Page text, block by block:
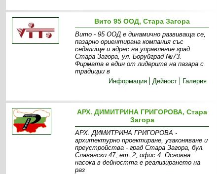
Вито 95 ООД, Стара Загора
Вито - 95 ООД е динамично развиваща се,
пазарно ориентирана компания със
седалище и адрес на управление град
Стара Загора, ул. Боруйград №73.
Фирмата е един от лидерите на пазара с
традиции в
Информация
Дейност Галерия
АРХ. ДИМИТРИНА ГРИГОРОВА, Стара
Загора
АРХ. ДИМИТРИНА ГРИГОРОВА -
архитектурно проектиране, узаконяване и
преустройства - град Стара Загора, бул.
Славянски 47, ет. 2, офис 4. Основна
насока в дейността е реализирането на
раз